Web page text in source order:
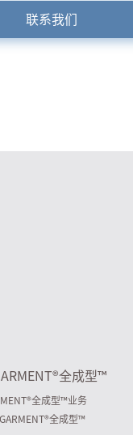
联系我们
®全成型™
®全成型™业务
®全成型™